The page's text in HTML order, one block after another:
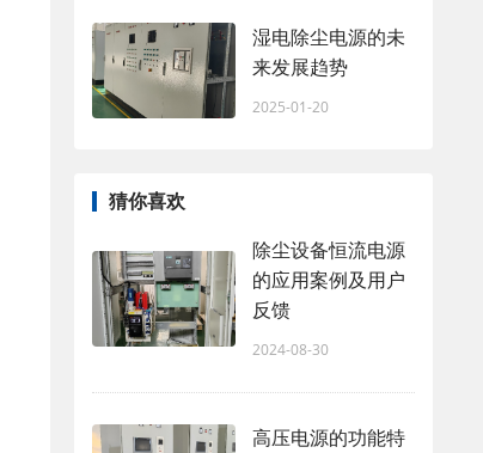
湿电除尘电源的未
来发展趋势
2025-01-20
猜你喜欢
除尘设备恒流电源
的应用案例及用户
反馈
2024-08-30
高压电源的功能特